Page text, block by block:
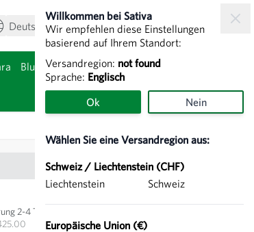
Deutsch Mein Konto Warenkorb
Blumenzwiebeln & Knollen
Willkommen bei Sativa
Wir empfehlen diese Einstellungen
basierend auf Ihrem Standort:
Versandregion: not found
Sprache: Englisch
Ok Nein
Wählen Sie eine Versandregion aus:
Schweiz / Liechtenstein (CHF)
Liechtenstein
Schweiz
Europäische Union (€)
2-4 Tage
CHF 4.25